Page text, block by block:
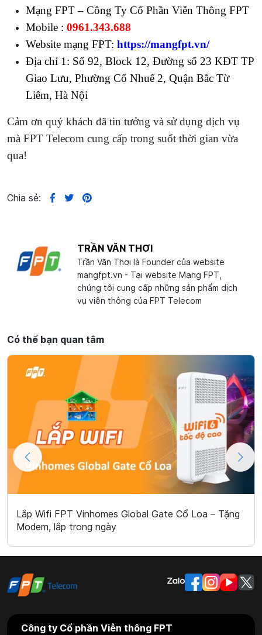
Mạng FPT – Công Ty Cổ Phần Viễn Thông FPT
Mobile : 0961.343.688
Website mạng FPT: https://mangfpt.vn/
Địa chỉ 1: Số 92, Block 12, Đường số 23 KĐT TP
Giao Lưu, Phường Cổ Nhuế 2, Quận Bắc Từ
Liêm, Hà Nội
Cảm ơn quý khách đã tin tưởng và sử dụng dịch vụ
mà FPT Telecom cung cấp trong suốt thời gian vừa
qua!
Chia sẻ:
TRẦN VĂN THƠI
Trần Văn Thơi là Founder của website
mangfpt.vn - Tại website Mạng FPT,
chúng tôi cung cấp những sản phẩm dịch
vụ viễn thông của FPT Telecom
Có thể bạn quan tâm
Lắp Wifi FPT Vinhomes Global Gate Cổ Loa – Tặng
Modem, lắp trong ngày
Công ty Cổ phần Viễn thông FPT